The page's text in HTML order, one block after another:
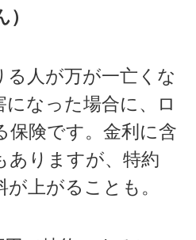
る人が万が一亡くな
になった場合に、ロ
保険です。金利に含
ありますが、特約
上がることも。